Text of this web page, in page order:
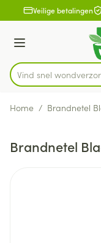
Ga naar de inhoud
1 van 1Veilige betalingen
Menu
Product, merk,
Vind snel
Home / Brandnetel
Brandnetel